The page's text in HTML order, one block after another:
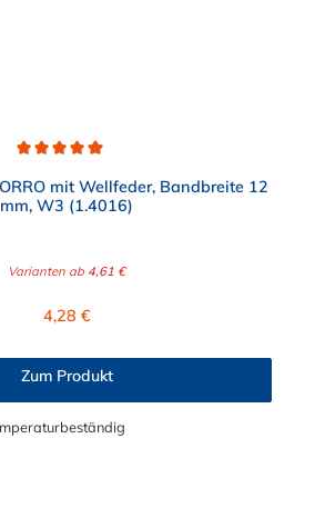
mit Wellfeder, Bandbreite 12
mm, W3 (1.4016)
Varianten ab 4,61 €
Regulärer Preis:
4,28 €
Zum Produkt